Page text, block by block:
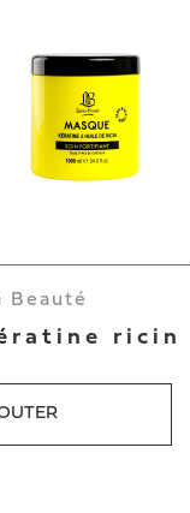
Beauté
ricin